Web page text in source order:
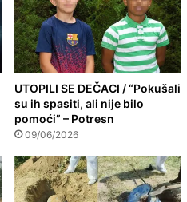
UTOPILI SE DEČACI / “Pokušali
su ih spasiti, ali nije bilo
pomoći” – Potresn
09/06/2026